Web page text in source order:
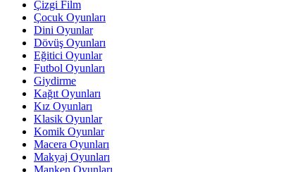
Çizgi Film
Çocuk Oyunları
Dini Oyunlar
Dövüş Oyunları
Eğitici Oyunlar
Futbol Oyunları
Giydirme
Kağıt Oyunları
Kız Oyunları
Klasik Oyunlar
Komik Oyunlar
Macera Oyunları
Makyaj Oyunları
Manken Oyunları